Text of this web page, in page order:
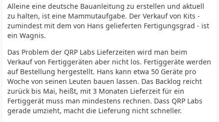
Alleine eine deutsche Bauanleitung zu erstellen und aktuell
zu halten, ist eine Mammutaufgabe. Der Verkauf von Kits -
zumindest mit dem von Hans gelieferten Fertigungsgrad - ist
ein Wagnis.
Das Problem der QRP Labs Lieferzeiten wird man beim
Verkauf von Fertiggeräten aber nicht los. Fertiggeräte werden
auf Bestellung hergestellt. Hans kann etwa 50 Geräte pro
Woche von seinen Leuten bauen lassen. Das Backlog reicht
zurück bis Mai, heißt, mit 3 Monaten Lieferzeit für ein
Fertiggerät muss man mindestens rechnen. Dass QRP Labs
gerade umzieht, macht die Lieferung nicht schneller.